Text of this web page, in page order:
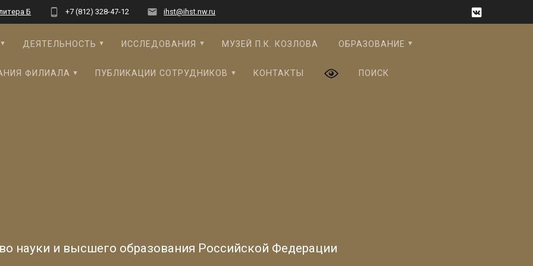
Б +7 (812) 328-47-12 ihst@ihst.nw.ru
ДЕЯТЕЛЬНОСТЬ ИССЛЕДОВАНИЯ МУЗЕЙ П.К. КОЗЛОВА ОБРАЗОВАНИЕ
ФИЛИАЛА ПУБЛИКАЦИИ СОТРУДНИКОВ КОНТАКТЫ ПОИСК
науки и высшего образования Российской Федерации